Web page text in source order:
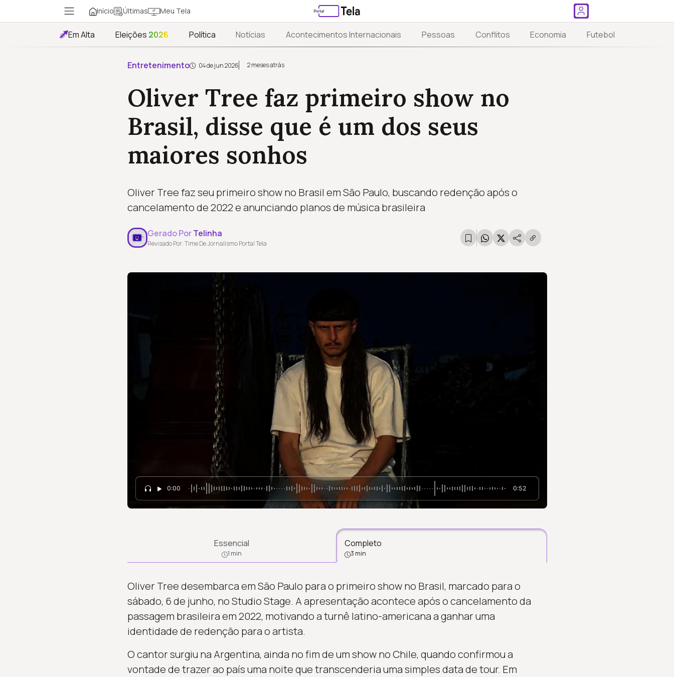
Início Últimas Meu Tela
Em Alta Eleições 2026 Política Notícias Acontecimentos Internacionais Pessoas Conflitos Economia Futebol
Entretenimento 04 de jun 2026 2 meses atrás
Oliver Tree faz primeiro show no
Brasil, disse que é um dos seus
maiores sonhos
Oliver Tree faz seu primeiro show no Brasil em São Paulo, buscando redenção após o
cancelamento de 2022 e anunciando planos de música brasileira
Gerado PorTelinha
Revisado Por: Time De Jornalismo Portal Tela
0:00 0:52
Essencial
1 min
Completo
3 min
Oliver Tree desembarca em São Paulo para o primeiro show no Brasil, marcado para o
sábado, 6 de junho, no Studio Stage. A apresentação acontece após o cancelamento da
passagem brasileira em 2022, motivando a turnê latino-americana a ganhar uma
identidade de redenção para o artista.
O cantor surgiu na Argentina, ainda no fim de um show no Chile, quando confirmou a
vontade de trazer ao país uma noite que transcenderia uma simples data de tour. Em